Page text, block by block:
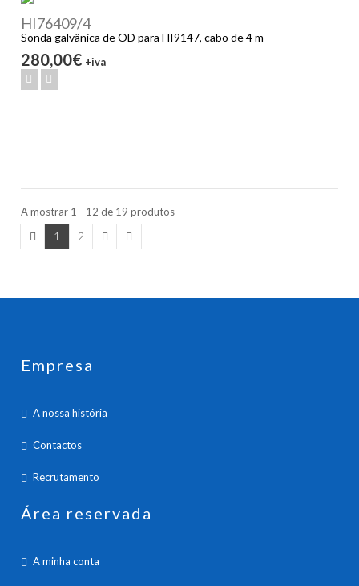
HI76409/4
Sonda galvânica de OD para HI9147, cabo de 4 m
280,00€ +iva
A mostrar 1 - 12 de 19 produtos
1 2
Empresa
A nossa história
Contactos
Recrutamento
Área reservada
A minha conta